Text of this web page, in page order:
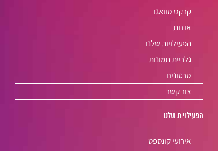
קרקס סוואגו
אודות
הפעילויות שלנו
גלריית תמונות
סרטונים
צור קשר
הפעילויות שלנו
אירועי קונספט